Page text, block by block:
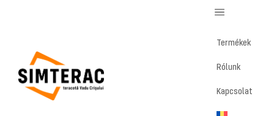
Termékek
Rólunk
Kapcsolat
Home / Magazin / Fríz